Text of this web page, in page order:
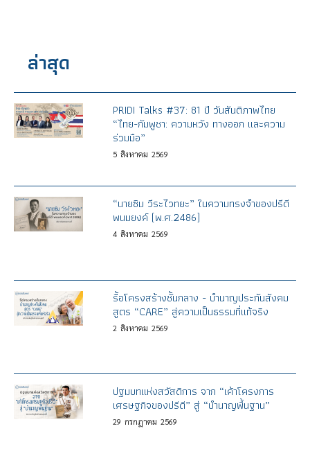
ล่าสุด
PRIDI Talks #37: 81 ปี วันสันติภาพไทย
“ไทย-กัมพูชา: ความหวัง ทางออก และความ
ร่วมมือ”
5 สิงหาคม 2569
“นายซิม วีระไวทยะ” ในความทรงจำของปรีดี
พนมยงค์ (พ.ศ.2486)
4 สิงหาคม 2569
รื้อโครงสร้างชั้นกลาง - บำนาญประกันสังคม
สูตร “CARE” สู่ความเป็นธรรมที่แท้จริง
2 สิงหาคม 2569
ปฐมบทแห่งสวัสดิการ จาก “เค้าโครงการ
เศรษฐกิจของปรีดี” สู่ “บำนาญพื้นฐาน”
29 กรกฎาคม 2569